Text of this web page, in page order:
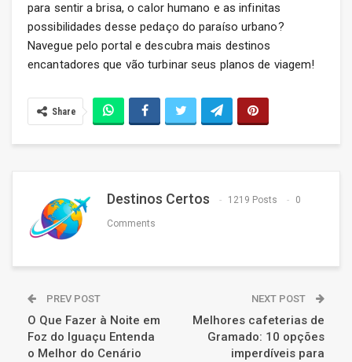
para sentir a brisa, o calor humano e as infinitas
possibilidades desse pedaço do paraíso urbano?
Navegue pelo portal e descubra mais destinos
encantadores que vão turbinar seus planos de viagem!
Share
Destinos Certos 1219 Posts 0
Comments
PREV POST
O Que Fazer à Noite em
Foz do Iguaçu Entenda
o Melhor do Cenário
NEXT POST
Melhores cafeterias de
Gramado: 10 opções
imperdíveis para